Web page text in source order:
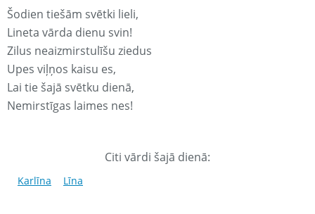
Šodien tiešām svētki lieli,
Lineta vārda dienu svin!
Zilus neaizmirstulīšu ziedus
Upes viļņos kaisu es,
Lai tie šajā svētku dienā,
Nemirstīgas laimes nes!
Citi vārdi šajā dienā:
Karlīna Līna